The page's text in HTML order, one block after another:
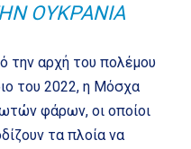
ΟΥΚΡΑΝΊΑ
την αρχή του πολέμου
του 2022, η Μόσχα
φάρων, οι οποίοι
τα πλοία να